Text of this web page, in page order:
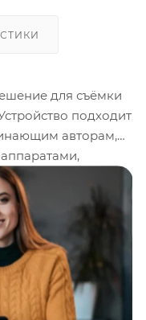
для съёмки
подходит
авторам,
чёткое
Быстрая сборка,
и
его практичным
и